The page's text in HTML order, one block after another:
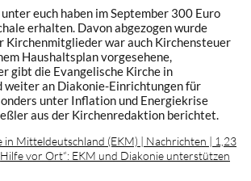
euch haben im September 300 Euro
erhalten. Davon abgezogen wurde
Kirchenmitglieder war auch Kirchensteuer
Haushaltsplan vorgesehene,
gibt die Evangelische Kirche in
an Diakonie-Einrichtungen für
unter Inflation und Energiekrise
aus der Kirchenredaktion berichtet.
in Mitteldeutschland (EKM) | Nachrichten | 1,23
vor Ort“: EKM und Diakonie unterstützen